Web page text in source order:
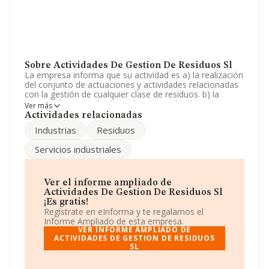
Sobre Actividades De Gestion De Residuos Sl
La empresa informa que su actividad es a) la realización
del conjunto de actuaciones y actividades relacionadas
con la gestión de cualquier clase de residuos. b) la
promoción y gestión de cualquier instalación
relacionada con el apartado a). c) la extraccion. La
CNAE: 3823 - '%cnae%'. La compañía no tiene actividad
El número de empleados ha crecido un 8% y según las
número de empleados ha estado por encima de la
media de sector.
Respecto a la posición de la empresa según los niveles
de facturación, en los distintos rankings, INFORMA
facilita la siguiente información: en 2025, en la
clasificación del sector, la empresa se ha colocado 1
puesto más abajo y su posición actual es 6 (el año
Ver más
Actividades relacionadas
Industrias
Residuos
Servicios industriales
Ver el informe ampliado de
Actividades De Gestion De Residuos Sl
¡Es gratis!
Regístrate en eInforma y te regalamos el
Informe Ampliado de esta empresa.
VER INFORME AMPLIADO DE
ACTIVIDADES DE GESTION DE RESIDUOS
SL